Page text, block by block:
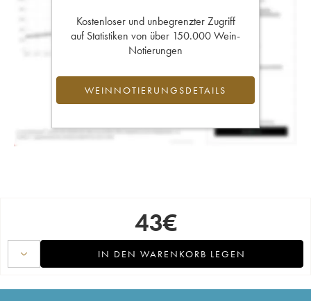
Kostenloser und unbegrenzter Zugriff
auf Statistiken von über 150.000 Wein-
Notierungen
WEINNOTIERUNGSDETAILS
43€
IN DEN WARENKORB LEGEN